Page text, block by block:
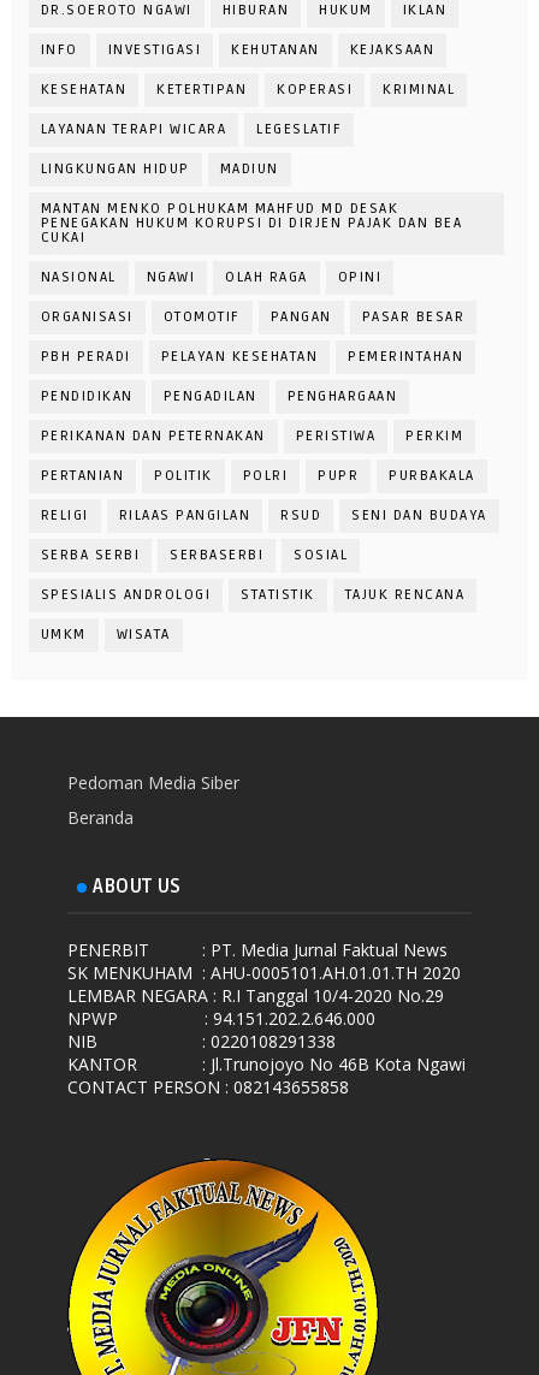
DR.SOEROTO NGAWI HIBURAN HUKUM IKLAN
INFO INVESTIGASI KEHUTANAN KEJAKSAAN
KESEHATAN KETERTIPAN KOPERASI KRIMINAL
LAYANAN TERAPI WICARA LEGESLATIF
LINGKUNGAN HIDUP MADIUN
MANTAN MENKO POLHUKAM MAHFUD MD DESAK
PENEGAKAN HUKUM KORUPSI DI DIRJEN PAJAK DAN BEA
CUKAI
NASIONAL NGAWI OLAH RAGA OPINI
ORGANISASI OTOMOTIF PANGAN PASAR BESAR
PBH PERADI PELAYAN KESEHATAN PEMERINTAHAN
PENDIDIKAN PENGADILAN PENGHARGAAN
PERIKANAN DAN PETERNAKAN PERISTIWA PERKIM
PERTANIAN POLITIK POLRI PUPR PURBAKALA
RELIGI RILAAS PANGILAN RSUD SENI DAN BUDAYA
SERBA SERBI SERBASERBI SOSIAL
SPESIALIS ANDROLOGI STATISTIK TAJUK RENCANA
UMKM WISATA
Pedoman Media Siber
Beranda
ABOUT US
PENERBIT
: PT. Media Jurnal Faktual News
SK MENKUHAM : AHU-0005101.AH.01.01.TH 2020
LEMBAR NEGARA : R.I Tanggal 10/4-2020 No.29
NPWP
: 94.151.202.2.646.000
NIB
: 0220108291338
KANTOR
: Jl.Trunojoyo No 46B Kota Ngawi
CONTACT PERSON : 082143655858